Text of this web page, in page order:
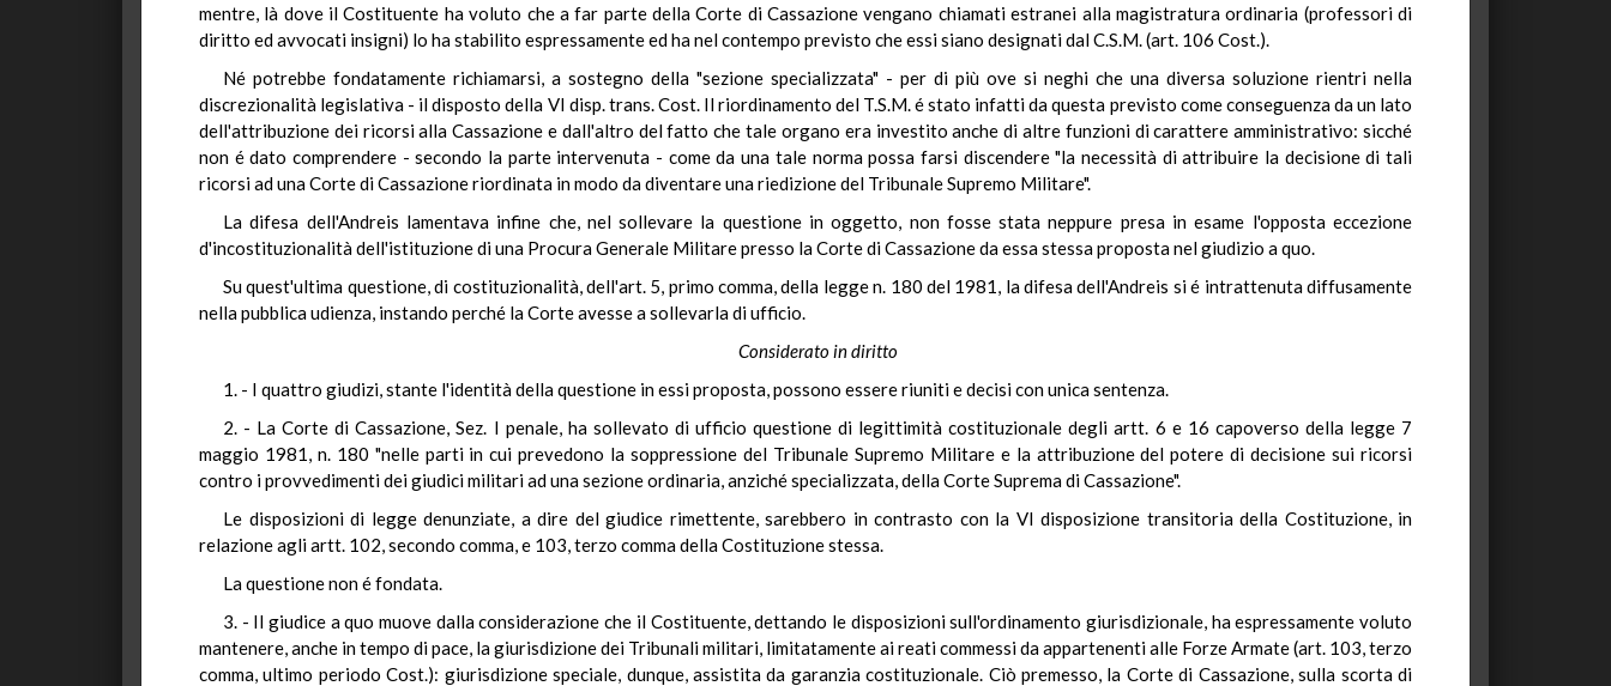
mentre, là dove il Costituente ha voluto che a far parte della Corte di Cassazione vengano chiamati estranei alla magistratura ordinaria (professori di
diritto ed avvocati insigni) lo ha stabilito espressamente ed ha nel contempo previsto che essi siano designati dal C.S.M. (art. 106 Cost.).
Né potrebbe fondatamente richiamarsi, a sostegno della "sezione specializzata" - per di più ove si neghi che una diversa soluzione rientri nella
discrezionalità legislativa - il disposto della VI disp. trans. Cost. Il riordinamento del T.S.M. é stato infatti da questa previsto come conseguenza da un lato
dell'attribuzione dei ricorsi alla Cassazione e dall'altro del fatto che tale organo era investito anche di altre funzioni di carattere amministrativo: sicché
non é dato comprendere - secondo la parte intervenuta - come da una tale norma possa farsi discendere "la necessità di attribuire la decisione di tali
ricorsi ad una Corte di Cassazione riordinata in modo da diventare una riedizione del Tribunale Supremo Militare".
La difesa dell'Andreis lamentava infine che, nel sollevare la questione in oggetto, non fosse stata neppure presa in esame l'opposta eccezione
d'incostituzionalità dell'istituzione di una Procura Generale Militare presso la Corte di Cassazione da essa stessa proposta nel giudizio a quo.
Su quest'ultima questione, di costituzionalità, dell'art. 5, primo comma, della legge n. 180 del 1981, la difesa dell'Andreis si é intrattenuta diffusamente
nella pubblica udienza, instando perché la Corte avesse a sollevarla di ufficio.
Considerato in diritto
1. - I quattro giudizi, stante l'identità della questione in essi proposta, possono essere riuniti e decisi con unica sentenza.
2. - La Corte di Cassazione, Sez. I penale, ha sollevato di ufficio questione di legittimità costituzionale degli artt. 6 e 16 capoverso della legge 7
maggio 1981, n. 180 "nelle parti in cui prevedono la soppressione del Tribunale Supremo Militare e la attribuzione del potere di decisione sui ricorsi
contro i provvedimenti dei giudici militari ad una sezione ordinaria, anziché specializzata, della Corte Suprema di Cassazione".
Le disposizioni di legge denunziate, a dire del giudice rimettente, sarebbero in contrasto con la VI disposizione transitoria della Costituzione, in
relazione agli artt. 102, secondo comma, e 103, terzo comma della Costituzione stessa.
La questione non é fondata.
3. - Il giudice a quo muove dalla considerazione che il Costituente, dettando le disposizioni sull'ordinamento giurisdizionale, ha espressamente voluto
mantenere, anche in tempo di pace, la giurisdizione dei Tribunali militari, limitatamente ai reati commessi da appartenenti alle Forze Armate (art. 103, terzo
comma, ultimo periodo Cost.): giurisdizione speciale, dunque, assistita da garanzia costituzionale. Ciò premesso, la Corte di Cassazione, sulla scorta di